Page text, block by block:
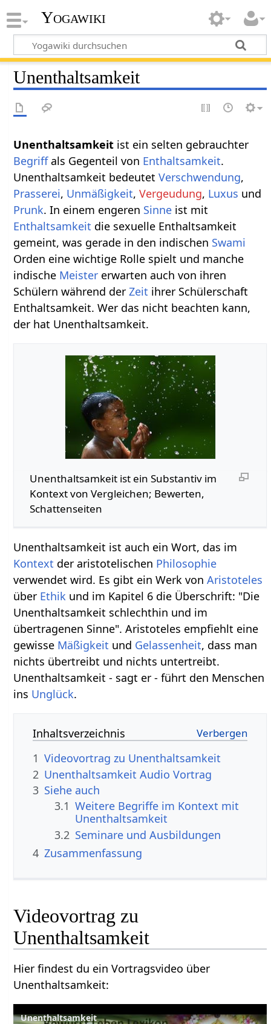
Yogawiki
Unenthaltsamkeit
ist ein selten gebrauchter
Begriffals Gegenteil von Enthaltsamkeit.
Unenthaltsamkeit bedeutetVerschwendung,
Prasserei, Unmäßigkeit,Vergeudung, Luxus und
Prunk. In einem engeren Sinne ist mit
Enthaltsamkeit die sexuelle Enthaltsamkeit
gemeint, was gerade in den indischen Swami
Orden eine wichtige Rolle spielt und manche
indische Meister erwarten auch von ihren
Schülern während derZeit ihrer Schülerschaft
Enthaltsamkeit. Wer das nicht beachten kann,
der hat Unenthaltsamkeit.
Unenthaltsamkeit‏‎ ist ein Substantiv im
Kontext von Vergleichen; Bewerten,
Schattenseiten
Unenthaltsamkeit ist auch ein Wort, das im
Kontext der aristotelischen Philosophie
verwendet wird. Es gibt ein Werk vonAristoteles
über Ethik und im Kapitel 6 die Überschrift: "Die
Unenthaltsamkeit schlechthin und im
übertragenen Sinne". Aristoteles empfiehlt eine
gewisse Mäßigkeit und Gelassenheit, dass man
nichts übertreibt und nichts untertreibt.
Unenthaltsamkeit - sagt er - führt den Menschen
ins Unglück.
Inhaltsverzeichnis
1
2
Unenthaltsamkeit‏‎ Audio Vortrag
3 Siehe auch
3.1 Weitere Begriffe im Kontext mit
3.2 Seminare und Ausbildungen
4 Zusammenfassung
Videovortrag zu
Hier findest du ein Vortragsvideo über
Unenthaltsamkeit‏‎:
Unenthaltsamkeit